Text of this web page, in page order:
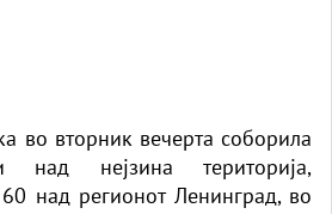
во вторник вечерта соборила
над нејзина територија,
60 над регионот Ленинград, во